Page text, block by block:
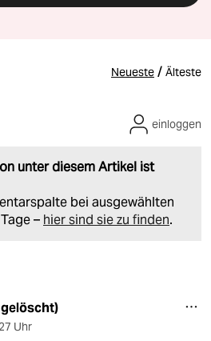
Neueste / Älteste
unter diesem Artikel ist
bei ausgewählten
– hier sind sie zu finden.
einloggen
Uhr